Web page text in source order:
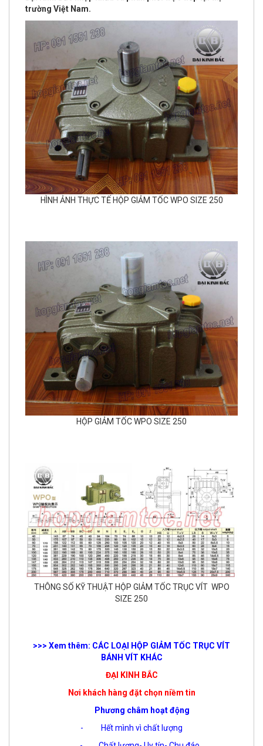
HÌNH ẢNH THỰC TẾ HỘP GIẢM TỐC WPO SIZE 250
HỘP GIẢM TỐC WPO SIZE 250
THÔNG SỐ KỸ THUẬT HỘP GIẢM TỐC TRỤC VÍT WPO
SIZE 250
BÁNH VÍT KHÁC
ĐẠI KINH BẮC
Nơi khách hàng đặt chọn niềm tin
Phương châm hoạt động
- Hết mình vì chất lượng
- Chất lượng- Uy tín- Chu đáo